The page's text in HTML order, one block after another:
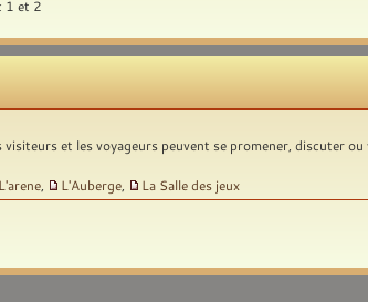
1 et 2
et les voyageurs peuvent se promener, discuter ou
L'arene L'Auberge La Salle des jeux